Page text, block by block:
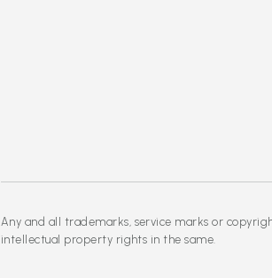
Any and all trademarks, service marks or
intellectual property rights in the same.